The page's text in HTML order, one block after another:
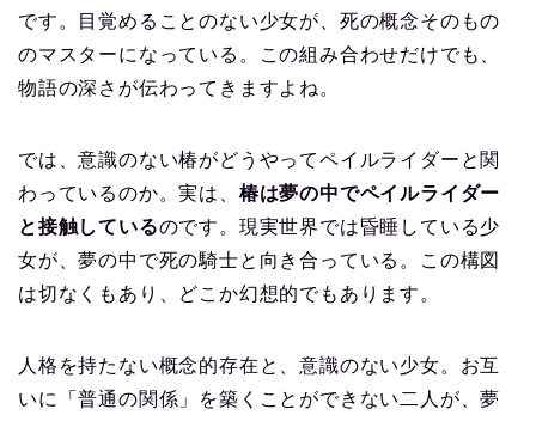
です。目覚めることのない少女が、死の概念そのもの
のマスターになっている。この組み合わせだけでも、
物語の深さが伝わってきますよね。
では、意識のない椿がどうやってペイルライダーと関
わっているのか。実は、 椿は夢の中でペイルライダー
と接触しているのです。現実世界では昏睡している少
女が、夢の中で死の騎士と向き合っている。この構図
は切なくもあり、どこか幻想的でもあります。
人格を持たない概念的存在と、意識のない少女。お互
いに「普通の関係」を築くことができない二人が、夢